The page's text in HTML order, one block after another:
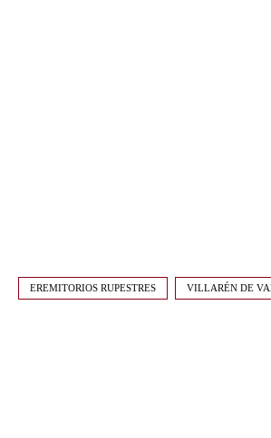
EREMITORIOS RUPESTRES VILLARÉN DE